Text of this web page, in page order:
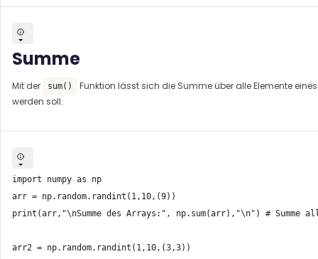
Summe
Mit der sum()
Funktion lässt sich die Summe über alle Elemente
werden soll.
import numpy as np
arr = np.random.randint(1,10,(9))
print(arr,"\nSumme des Arrays:", np.sum(arr),"\n") # Summe
arr2 = np.random.randint(1,10,(3,3))